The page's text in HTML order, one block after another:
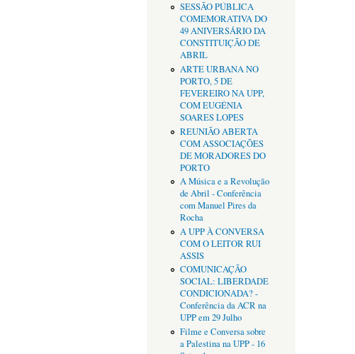
SESSÃO PÚBLICA
COMEMORATIVA DO
49 ANIVERSÁRIO DA
CONSTITUIÇÃO DE
ABRIL
ARTE URBANA NO
PORTO, 5 DE
FEVEREIRO NA UPP,
COM EUGÉNIA
SOARES LOPES
REUNIÃO ABERTA
COM ASSOCIAÇÕES
DE MORADORES DO
PORTO
A Música e a Revolução
de Abril - Conferência
com Manuel Pires da
Rocha
A UPP À CONVERSA
COM O LEITOR RUI
ASSIS
COMUNICAÇÃO
SOCIAL: LIBERDADE
CONDICIONADA? -
Conferência da ACR na
UPP em 29 Julho
Filme e Conversa sobre
a Palestina na UPP - 16